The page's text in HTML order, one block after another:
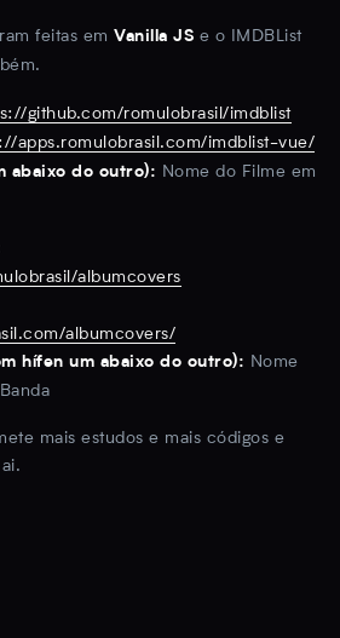
feitas em Vanilla JS e o IMDBList
github.com/romulobrasil/imdblist
apps.romulobrasil.com/imdblist-vue/
abaixo do outro): Nome do Filme em
albumcovers
albumcovers/
hífen um abaixo do outro): Nome
mais estudos e mais códigos e